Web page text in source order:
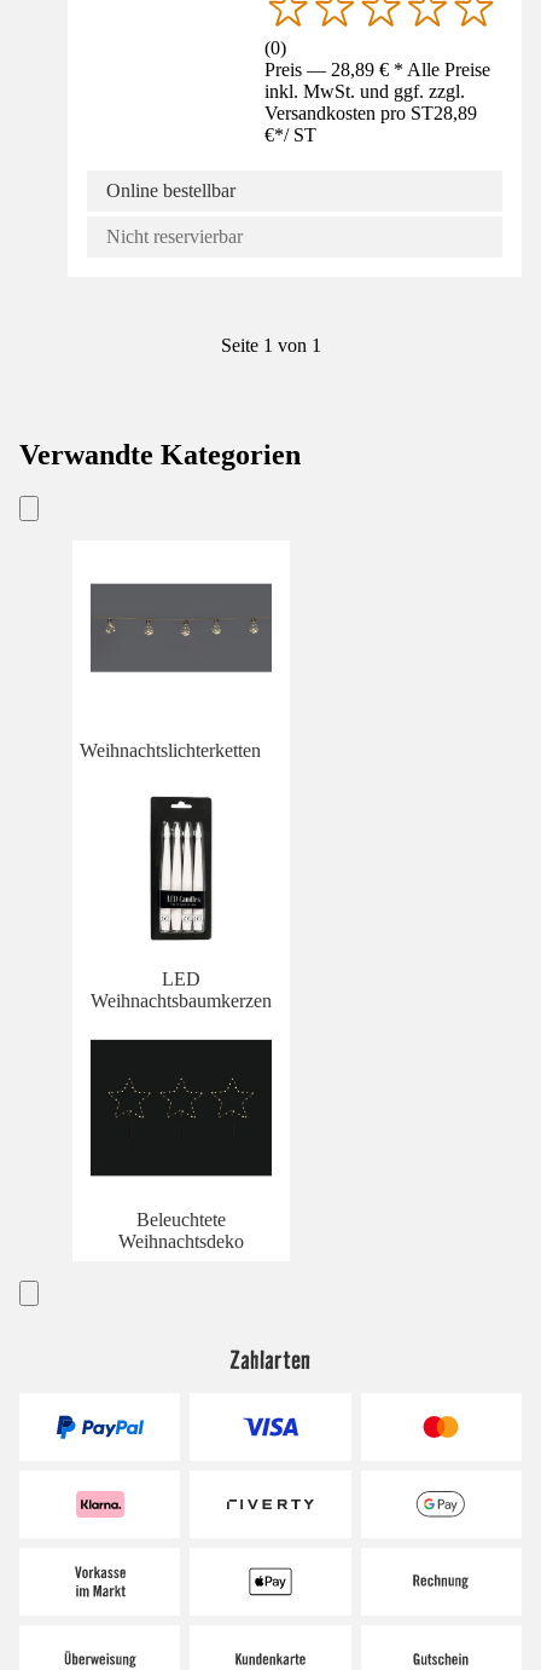
(0)
Preis — 28,89 € * Alle Preise
inkl. MwSt. und ggf. zzgl.
Versandkosten pro ST28,89
€*/ ST
Online bestellbar
Nicht reservierbar
Seite 1 von 1
Verwandte Kategorien
Weihnachtslichterketten
LED
Weihnachtsbaumkerzen
Beleuchtete
Weihnachtsdeko
Zahlarten